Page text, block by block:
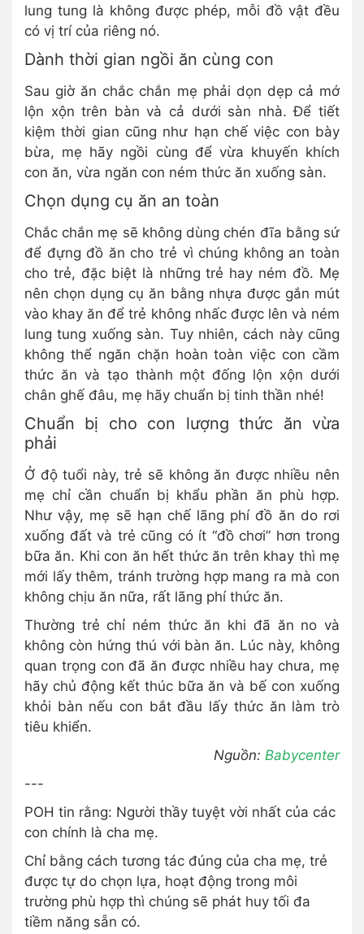
lung tung là không được phép, mỗi đồ vật đều
có vị trí của riêng nó.
Dành thời gian ngồi ăn cùng con
Sau giờ ăn chắc chắn mẹ phải dọn dẹp cả mớ
lộn xộn trên bàn và cả dưới sàn nhà. Để tiết
kiệm thời gian cũng như hạn chế việc con bày
bừa, mẹ hãy ngồi cùng để vừa khuyến khích
con ăn, vừa ngăn con ném thức ăn xuống sàn.
Chọn dụng cụ ăn an toàn
Chắc chắn mẹ sẽ không dùng chén đĩa bằng sứ
để đựng đồ ăn cho trẻ vì chúng không an toàn
cho trẻ, đặc biệt là những trẻ hay ném đồ. Mẹ
nên chọn dụng cụ ăn bằng nhựa được gắn mút
vào khay ăn để trẻ không nhấc được lên và ném
lung tung xuống sàn. Tuy nhiên, cách này cũng
không thể ngăn chặn hoàn toàn việc con cầm
thức ăn và tạo thành một đống lộn xộn dưới
chân ghế đâu, mẹ hãy chuẩn bị tinh thần nhé!
Chuẩn bị cho con lượng thức ăn vừa
phải
Ở độ tuổi này, trẻ sẽ không ăn được nhiều nên
mẹ chỉ cần chuẩn bị khẩu phần ăn phù hợp.
Như vậy, mẹ sẽ hạn chế lãng phí đồ ăn do rơi
xuống đất và trẻ cũng có ít “đồ chơi” hơn trong
bữa ăn. Khi con ăn hết thức ăn trên khay thì mẹ
mới lấy thêm, tránh trường hợp mang ra mà con
không chịu ăn nữa, rất lãng phí thức ăn.
Thường trẻ chỉ ném thức ăn khi đã ăn no và
không còn hứng thú với bàn ăn. Lúc này, không
quan trọng con đã ăn được nhiều hay chưa, mẹ
hãy chủ động kết thúc bữa ăn và bế con xuống
khỏi bàn nếu con bắt đầu lấy thức ăn làm trò
tiêu khiển.
Nguồn: Babycenter
---
POH tin rằng: Người thầy tuyệt vời nhất của các
con chính là cha mẹ.
Chỉ bằng cách tương tác đúng của cha mẹ, trẻ
được tự do chọn lựa, hoạt động trong môi
trường phù hợp thì chúng sẽ phát huy tối đa
tiềm năng sẵn có.